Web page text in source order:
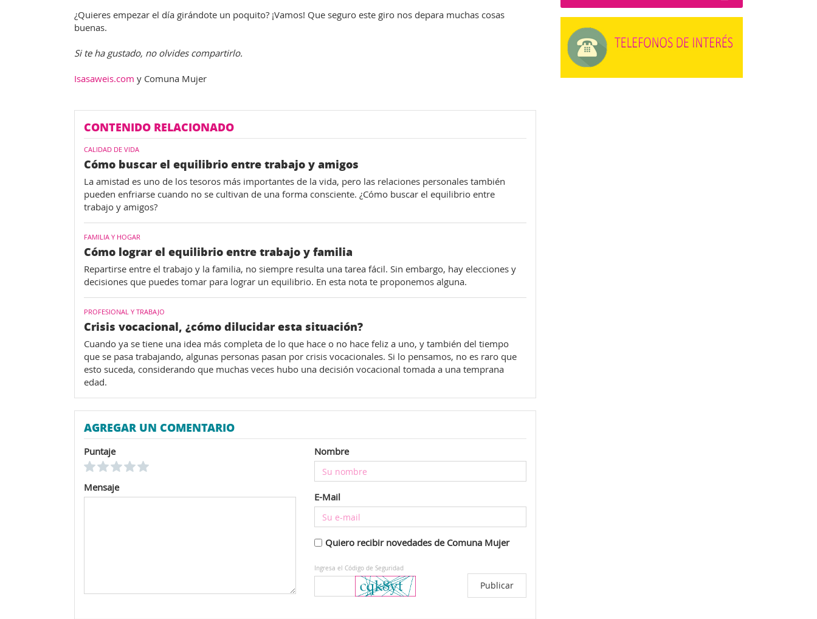
¿Quieres empezar el día girándote un poquito? ¡Vamos! Que seguro este giro nos depara muchas cosas
buenas.
Si te ha gustado, no olvides compartirlo.
Isasaweis.com y Comuna Mujer
CONTENIDO RELACIONADO
CALIDAD DE VIDA
Cómo buscar el equilibrio entre trabajo y amigos
La amistad es uno de los tesoros más importantes de la vida, pero las relaciones personales también
pueden enfriarse cuando no se cultivan de una forma consciente. ¿Cómo buscar el equilibrio entre
trabajo y amigos?
FAMILIA Y HOGAR
Cómo lograr el equilibrio entre trabajo y familia
Repartirse entre el trabajo y la familia, no siempre resulta una tarea fácil. Sin embargo, hay elecciones y
decisiones que puedes tomar para lograr un equilibrio. En esta nota te proponemos alguna.
PROFESIONAL Y TRABAJO
Crisis vocacional, ¿cómo dilucidar esta situación?
Cuando ya se tiene una idea más completa de lo que hace o no hace feliz a uno, y también del tiempo
que se pasa trabajando, algunas personas pasan por crisis vocacionales. Si lo pensamos, no es raro que
esto suceda, considerando que muchas veces hubo una decisión vocacional tomada a una temprana
edad.
AGREGAR UN COMENTARIO
Puntaje
Mensaje
Nombre
E-Mail
Quiero recibir novedades de Comuna Mujer
Ingresa el Código de Seguridad